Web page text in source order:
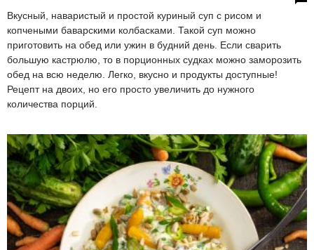
Вкусный, наваристый и простой куриный суп с рисом и
копчеными баварскими колбасками. Такой суп можно
приготовить на обед или ужин в будний день. Если сварить
большую кастрюлю, то в порционных судках можно заморозить
обед на всю неделю. Легко, вкусно и продукты доступные!
Рецепт на двоих, но его просто увеличить до нужного
количества порций.